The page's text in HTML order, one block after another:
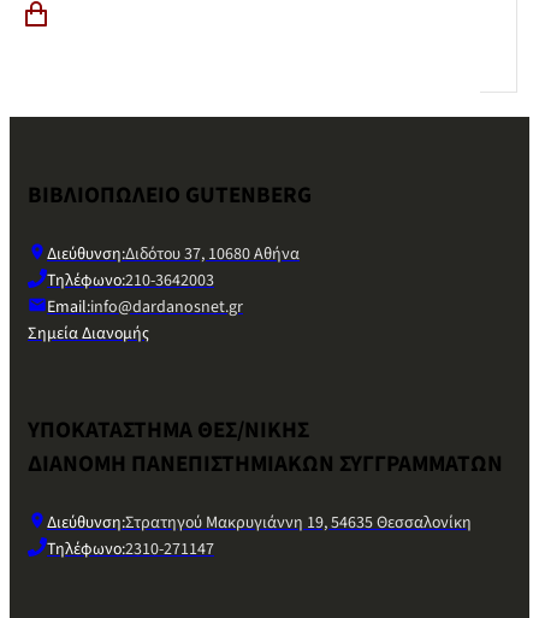
ΒΙΒΛΙΟΠΩΛΕΙΟ GUTENBERG
Διεύθυνση:Διδότου 37, 10680 Αθήνα
Τηλέφωνο:210-3642003
Email:info@dardanosnet.gr
Σημεία Διανομής
ΥΠΟΚΑΤΑΣΤΗΜΑ ΘΕΣ/ΝΙΚΗΣ
ΔΙΑΝΟΜΗ ΠΑΝΕΠΙΣΤΗΜΙΑΚΩΝ ΣΥΓΓΡΑΜΜΑΤΩΝ
Διεύθυνση:Στρατηγού Μακρυγιάννη 19, 54635 Θεσσαλονίκη
Τηλέφωνο:2310-271147